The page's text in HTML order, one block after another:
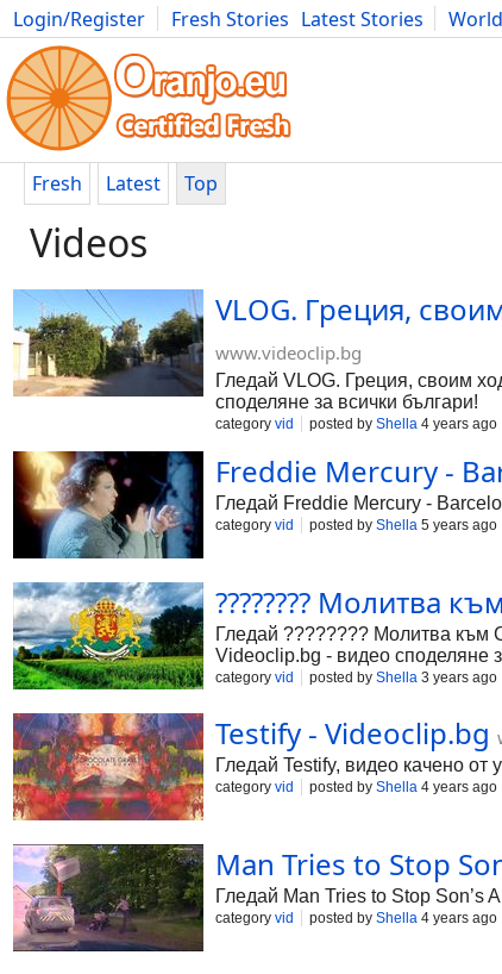
Login/Register Fresh Stories Latest Stories
Photography Comics Bulgaria Fitness Food
Fresh Latest Top
Videos
VLOG. Греция,
www.videoclip.bg
Гледай VLOG. Греция, своим
споделяне за всички българи!
category vid posted by Shella 4 years ago
Freddie Mercury -
Гледай Freddie Mercury -
category vid posted by Shella 5 years ago
???????? Молитва
Гледай ???????? Молитва към
Videoclip.bg - видео споделяне
category vid posted by Shella 3 years ago
Testify - Videoclip.bg
Гледай Testify, видео качено
category vid posted by Shella 4 years ago
Man Tries to Stop
Гледай Man Tries to Stop Son’s
category vid posted by Shella 4 years ago